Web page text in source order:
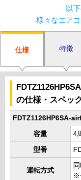
以
様々なエア
仕様 特徴
の仕様・スペッ
FDTZ1126HP6SA-
容量 4
型番
運転方式
※